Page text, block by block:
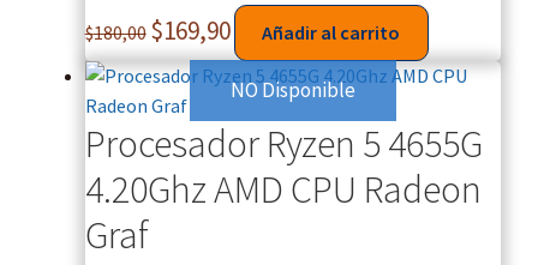
$180,00 $169,90 Añadir al carrito
NO Disponible
Procesador Ryzen 5 4655G
4.20Ghz AMD CPU Radeon
Graf